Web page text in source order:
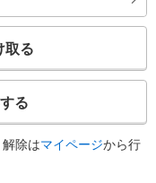
取る
る
除はマイページから行